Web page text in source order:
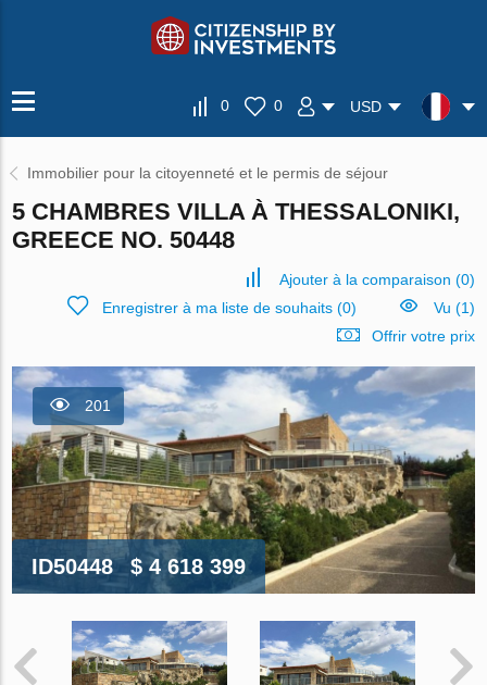
0 0 USD
Immobilier pour la citoyenneté et le permis de séjour
5 CHAMBRES VILLA À THESSALONIKI,
GREECE NO. 50448
Ajouter à la comparaison (0)
Enregistrer à ma liste de souhaits(0)
Vu (1)
Offrir votre prix
201
ID50448 $ 4 618 399